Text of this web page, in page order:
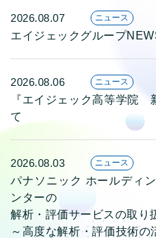
2026.08.07 ニュース
エイジェックグループ
2026.08.06 ニュース
『エイジェック高等学院
て
2026.08.03 ニュース
パナソニック ホールディ
ンターの
解析・評価サービスの取り
～高度な解析・評価技術